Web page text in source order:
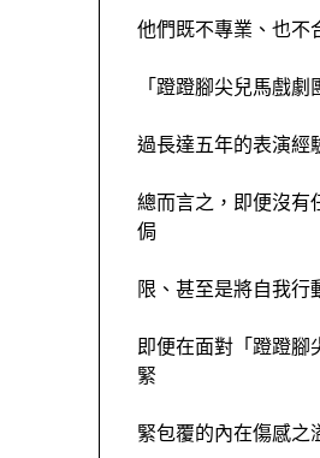
他們既不專業、也不
「蹬蹬腳尖兒馬戲
過長達五年的表演經
總而言之，即便沒有
侷
限、甚至是將自我行
即便在面對「蹬蹬
緊
緊包覆的內在傷感之